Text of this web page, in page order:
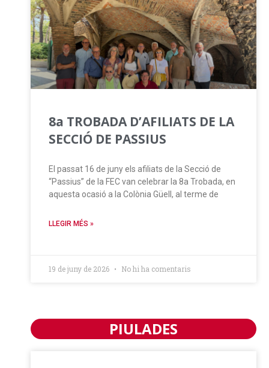
8a TROBADA D’AFILIATS DE LA
SECCIÓ DE PASSIUS
El passat 16 de juny els afiliats de la Secció de
“Passius” de la FEC van celebrar la 8a Trobada, en
aquesta ocasió a la Colònia Güell, al terme de
LLEGIR MÉS »
19 de juny de 2026 No hi ha comentaris
PIULADES